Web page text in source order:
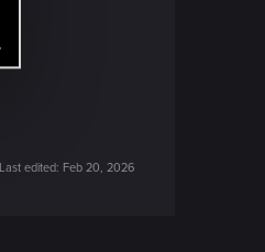
Last edited: Feb 20, 2026